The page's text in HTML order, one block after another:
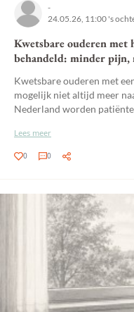
-
24.05.26, 11:00 's
Kwetsbare ouderen
behandeld: minder pijn,
Kwetsbare ouderen met
mogelijk niet altijd meer
Nederland worden
Lees meer
0 0